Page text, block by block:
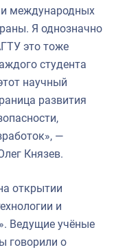
и международных
Я однозначно
это тоже
студента
научный
развития
—
Князев.
открытии
и
Ведущие учёные
говорили о